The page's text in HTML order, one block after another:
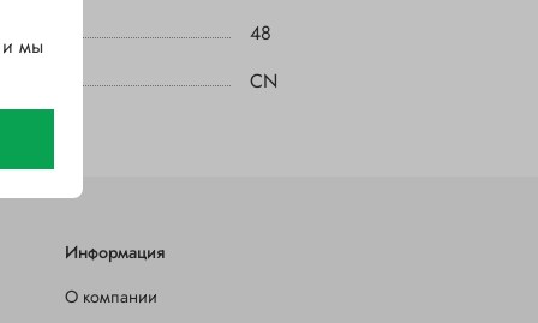
48
CN
Информация
О компании
и мы